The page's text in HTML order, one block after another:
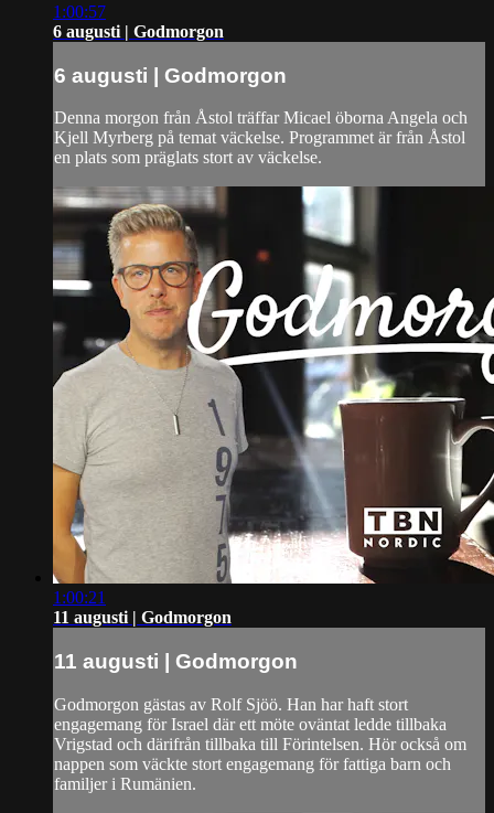
1:00:57
6 augusti | Godmorgon
6 augusti | Godmorgon
Denna morgon från Åstol träffar Micael öborna Angela och
Kjell Myrberg på temat väckelse. Programmet är från Åstol
en plats som präglats stort av väckelse.
1:00:21
11 augusti | Godmorgon
11 augusti | Godmorgon
Godmorgon gästas av Rolf Sjöö. Han har haft stort
engagemang för Israel där ett möte oväntat ledde tillbaka
Vrigstad och därifrån tillbaka till Förintelsen. Hör också om
nappen som väckte stort engagemang för fattiga barn och
familjer i Rumänien.